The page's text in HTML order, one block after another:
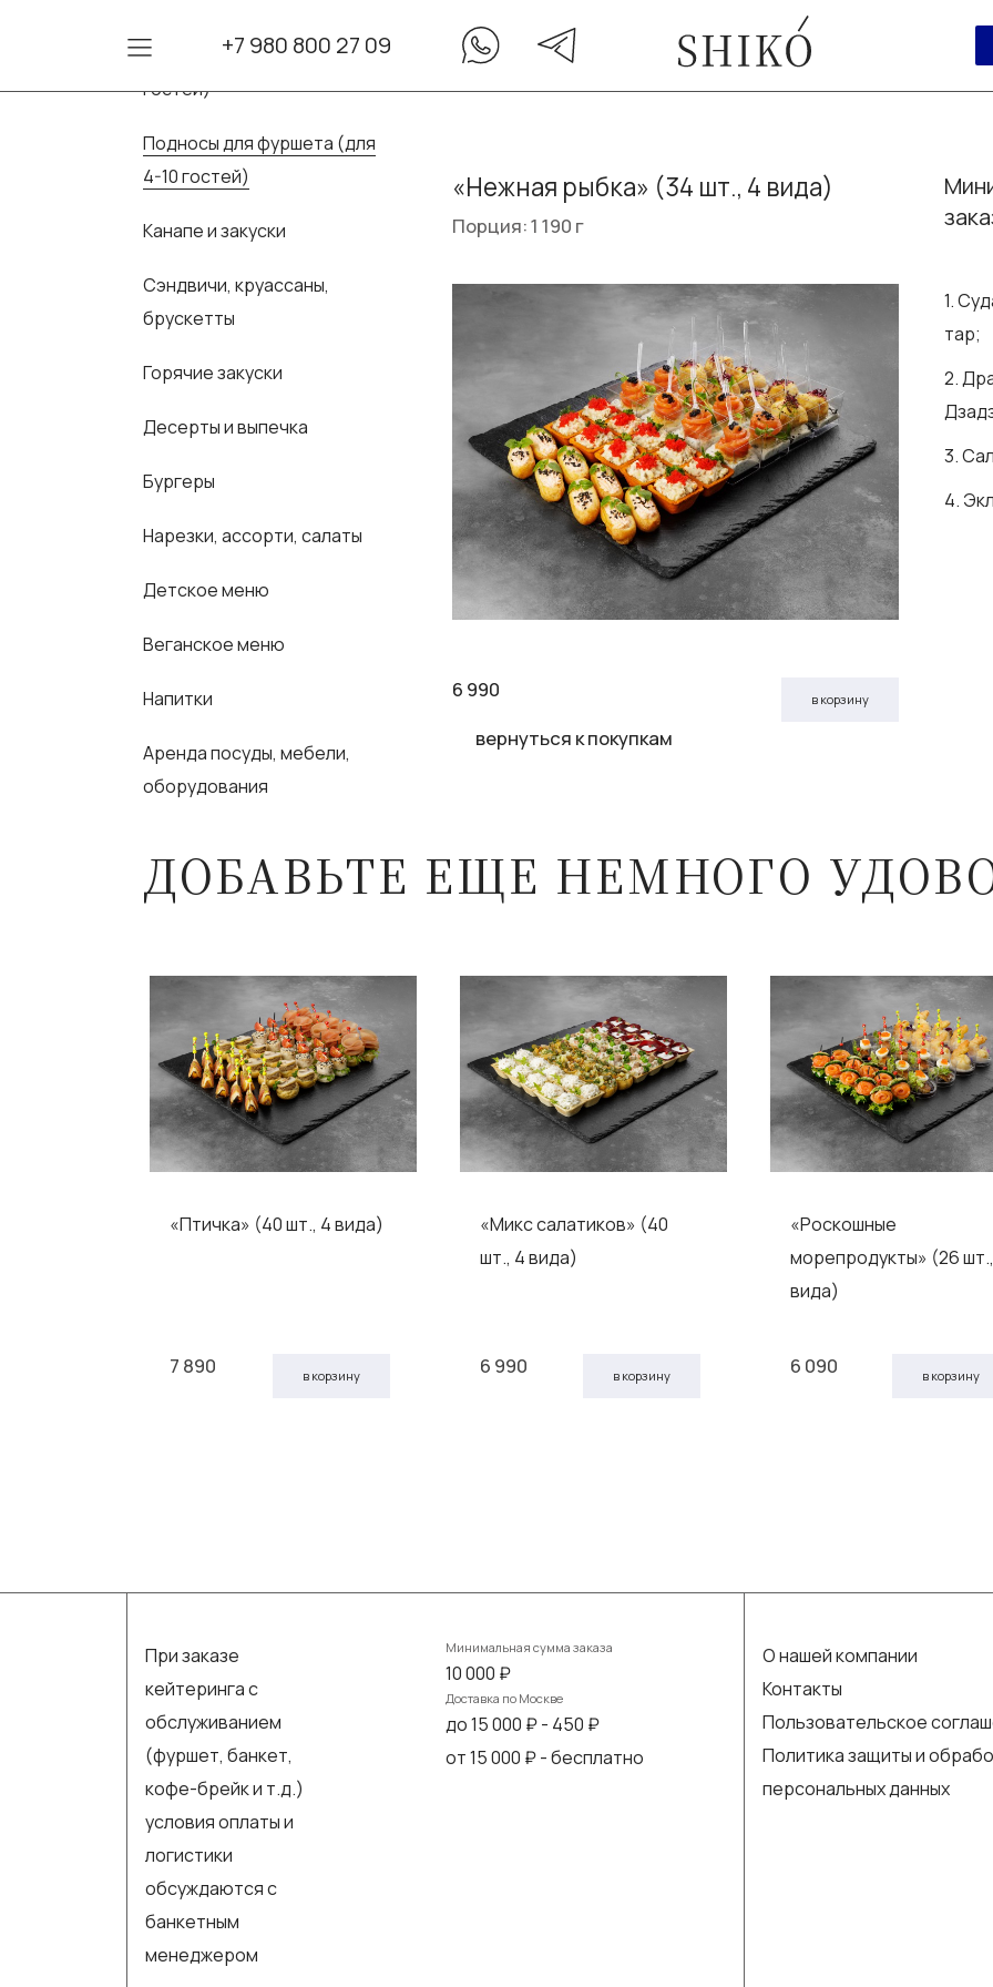
+7 980 800 27 09
Сеты для фуршета (для 10-30
гостей)
Подносы для фуршета (для
4-10 гостей)
Канапе и закуски
Сэндвичи, круассаны,
брускетты
Горячие закуски
Десерты и выпечка
Бургеры
Нарезки, ассорти, салаты
Детское меню
Веганское меню
Напитки
Аренда посуды, мебели,
оборудования
«Нежная рыбка» (34 шт., 4 вида)
Порция: 1 190 г
6 990 в корзину
вернуться к покупкам
1.
тар;
2.
3.
4.
ДОБАВЬТЕ ЕЩЕ НЕМНОГО
«Птичка» (40 шт., 4 вида)
7 890 в корзину
«Микс салатиков» (40
шт., 4 вида)
6 990 в корзину
«Роскошные
морепродукты» (26
вида)
6 090 в корзину
При заказе
кейтеринга с
обслуживанием
(фуршет, банкет,
кофе-брейк и т.д.)
условия оплаты и
логистики
обсуждаются с
банкетным
менеджером
Минимальная сумма заказа
10 000 ₽
Доставка по Москве
до 15 000 ₽ - 450 ₽
от 15 000 ₽ - бесплатно
О нашей компании
Контакты
Пользовательское
Политика защиты и
персональных данных